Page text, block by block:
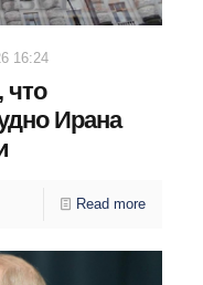
16:24
что
Ирана
Read more